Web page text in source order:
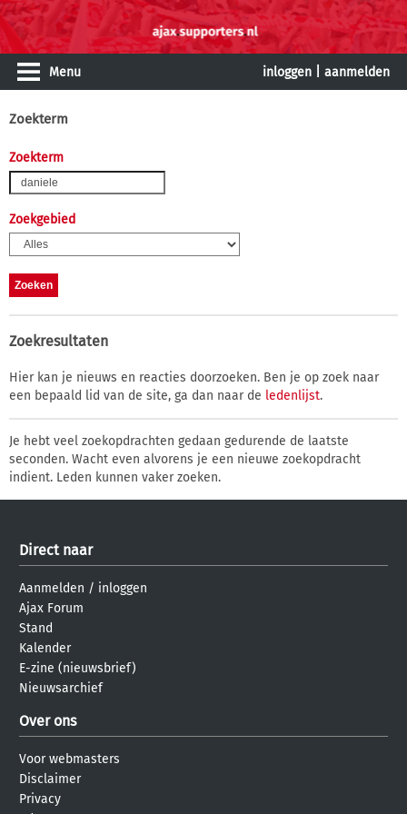
Menu inloggen aanmelden
Zoekterm
Zoekterm
Zoekgebied
Zoekresultaten
Hier kan je nieuws en reacties doorzoeken. Ben je op zoek naar
een bepaald lid van de site, ga dan naar de ledenlijst.
Je hebt veel zoekopdrachten gedaan gedurende de laatste
seconden. Wacht even alvorens je een nieuwe zoekopdracht
indient. Leden kunnen vaker zoeken.
Direct naar
Aanmelden / inloggen
Ajax Forum
Stand
Kalender
E-zine (nieuwsbrief)
Nieuwsarchief
Over ons
Voor webmasters
Disclaimer
Privacy